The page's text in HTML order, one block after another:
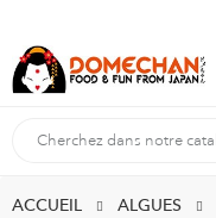
ACCUEIL ALGUES